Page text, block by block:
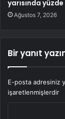
yarısında
Ağustos 7, 2026
Bir yanıt
E-posta adresiniz
işaretlenmişlerdir